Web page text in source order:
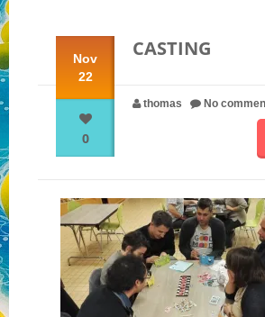
FESTIVAL DU JEU
NOS JEUX
NOS PARTENAIRES
QUI SOMMES-NOUS ?
NOUS CONTACTER !
Nov
22
0
CASTING
thomas No